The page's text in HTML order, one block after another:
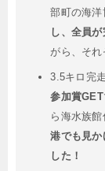
部町の海洋
し、全員が
がら、それ
3.5キロ完
参加賞GET
ら海水族館
港でも見
した！